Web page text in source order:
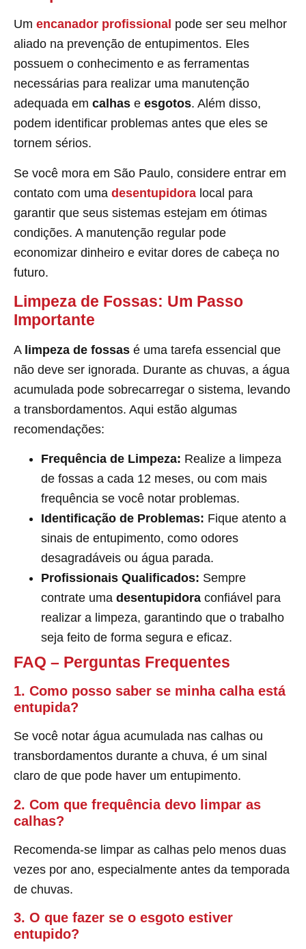
Um encanador profissional pode ser seu melhor
aliado na prevenção de entupimentos. Eles
possuem o conhecimento e as ferramentas
necessárias para realizar uma manutenção
adequada em calhas e esgotos. Além disso,
podem identificar problemas antes que eles se
tornem sérios.
Se você mora em São Paulo, considere entrar em
contato com uma desentupidora local para
garantir que seus sistemas estejam em ótimas
condições. A manutenção regular pode
economizar dinheiro e evitar dores de cabeça no
futuro.
Limpeza de Fossas: Um Passo
Importante
A limpeza de fossas é uma tarefa essencial que
não deve ser ignorada. Durante as chuvas, a água
acumulada pode sobrecarregar o sistema, levando
a transbordamentos. Aqui estão algumas
recomendações:
Frequência de Limpeza: Realize a limpeza
de fossas a cada 12 meses, ou com mais
frequência se você notar problemas.
Identificação de Problemas: Fique atento a
sinais de entupimento, como odores
desagradáveis ou água parada.
Profissionais Qualificados: Sempre
contrate uma desentupidora confiável para
realizar a limpeza, garantindo que o trabalho
seja feito de forma segura e eficaz.
FAQ – Perguntas Frequentes
1. Como posso saber se minha calha está
entupida?
Se você notar água acumulada nas calhas ou
transbordamentos durante a chuva, é um sinal
claro de que pode haver um entupimento.
2. Com que frequência devo limpar as
calhas?
Recomenda-se limpar as calhas pelo menos duas
vezes por ano, especialmente antes da temporada
de chuvas.
3. O que fazer se o esgoto estiver
entupido?